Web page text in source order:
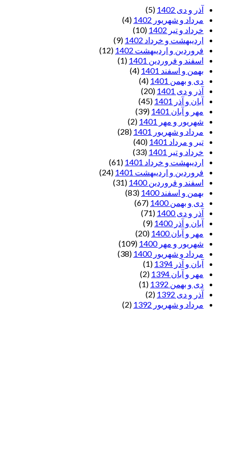
آذر و دی 1402
(5)
مرداد و شهریور 1402
(4)
خرداد و تیر 1402
(10)
اردیبهشت و خرداد 1402
(9)
فروردین و اردیبهشت 1402
(12)
اسفند و فروردین 1401
(1)
بهمن و اسفند 1401
(4)
دی و بهمن 1401
(4)
آذر و دی 1401
(20)
آبان و آذر 1401
(45)
مهر و آبان 1401
(39)
شهریور و مهر 1401
(2)
مرداد و شهریور 1401
(28)
تیر و مرداد 1401
(40)
خرداد و تیر 1401
(33)
اردیبهشت و خرداد 1401
(61)
فروردین و اردیبهشت 1401
(24)
اسفند و فروردین 1400
(31)
بهمن و اسفند 1400
(83)
دی و بهمن 1400
(67)
آذر و دی 1400
(71)
آبان و آذر 1400
(9)
مهر و آبان 1400
(20)
شهریور و مهر 1400
(109)
مرداد و شهریور 1400
(38)
آبان و آذر 1394
(1)
مهر و آبان 1394
(2)
دی و بهمن 1392
(1)
آذر و دی 1392
(2)
مرداد و شهریور 1392
(2)